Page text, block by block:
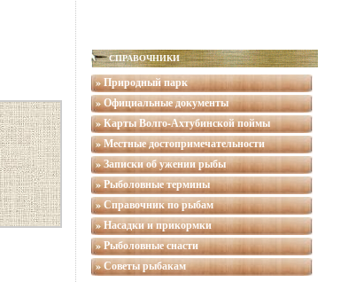
СПРАВОЧНИКИ
» Природный парк
» Официальные документы
» Карты Волго-Ахтубинской поймы
» Местные достопримечательности
» Записки об ужении рыбы
» Рыболовные термины
» Справочник по рыбам
» Насадки и прикормки
» Рыболовные снасти
» Советы рыбакам